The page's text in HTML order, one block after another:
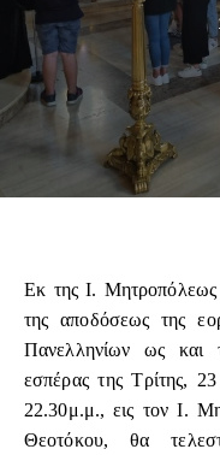
Εκ της Ι. Μητροπόλεως
της αποδόσεως της
Πανελληνίων ως και
εσπέρας της Τρίτης,
22.30μ.μ., εις τον Ι.
Θεοτόκου, θα